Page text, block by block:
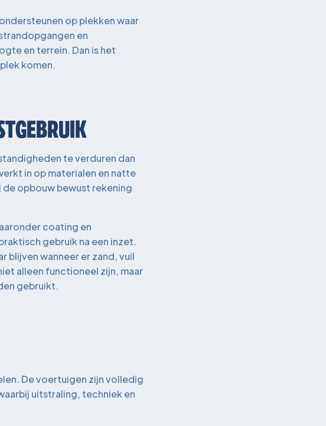
op plekken waar
en
en terrein. Dan is het
komen.
te verduren dan
in op materialen en natte
opbouw bewust rekening
coating en
gebruik na een inzet.
blijven wanneer er zand, vuil
alleen functioneel zijn, maar
gebruikt.
De voertuigen zijn volledig
uitstraling, techniek en